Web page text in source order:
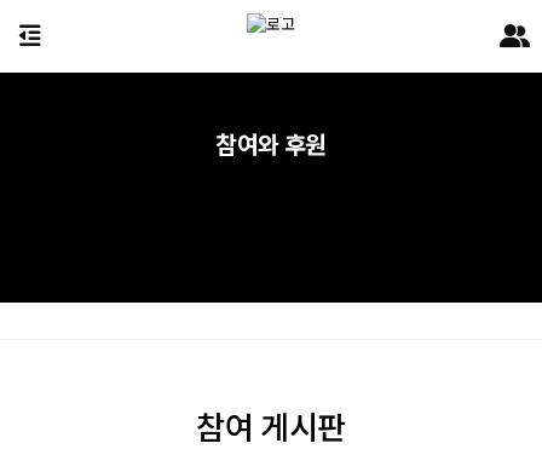
참여와 후원
참여 게시판